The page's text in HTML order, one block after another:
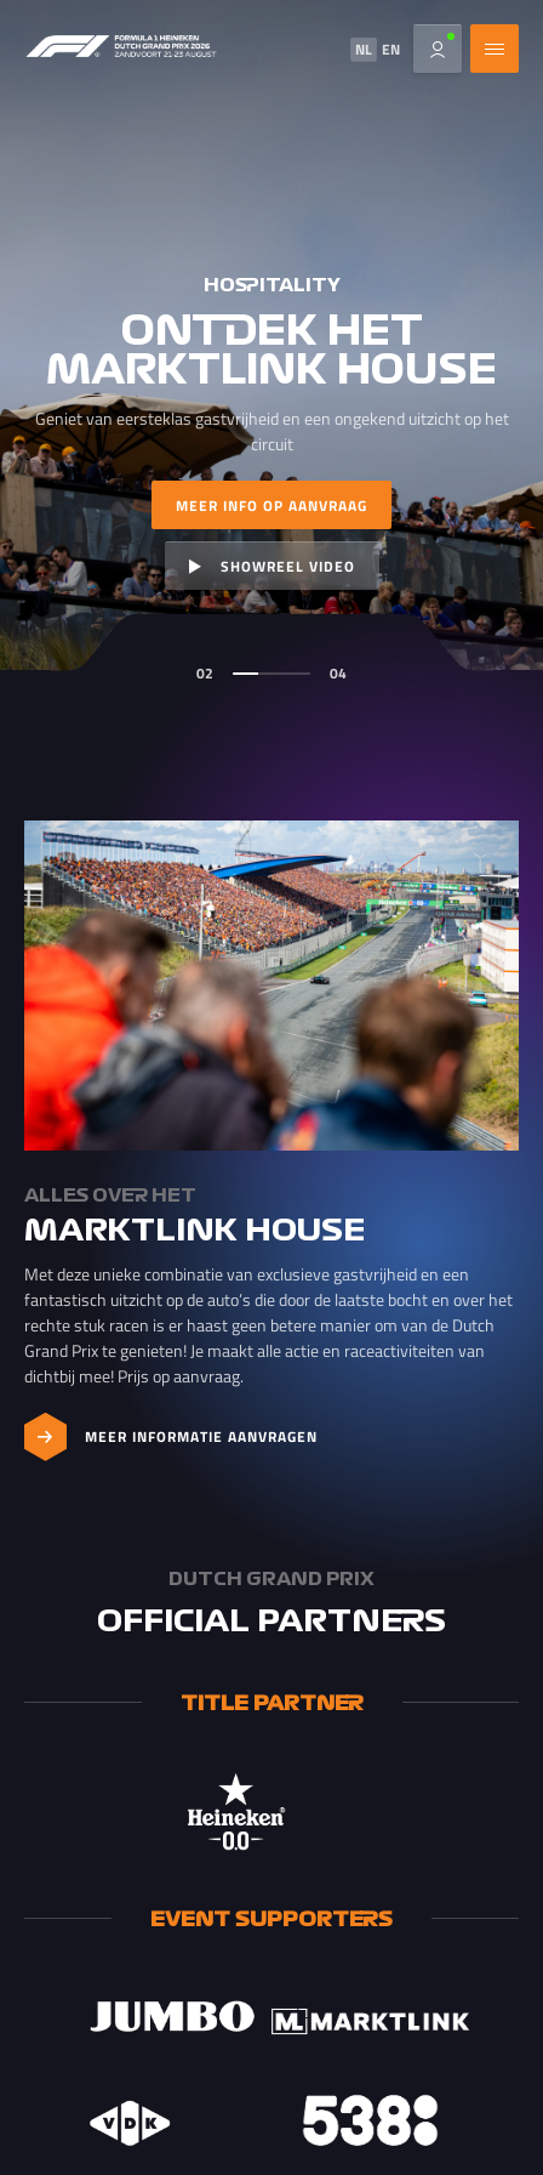
NL EN
HOSPITALITY
ONTDEK HET
MARKTLINK HOUSE
Geniet van eersteklas gastvrijheid en een ongekend uitzicht op het
circuit
MEER INFO OP AANVRAAG
SHOWREEL VIDEO
02 04
ALLES OVER HET
MARKTLINK HOUSE
Met deze unieke combinatie van exclusieve gastvrijheid en een
fantastisch uitzicht op de auto’s die door de laatste bocht en over het
rechte stuk racen is er haast geen betere manier om van de Dutch
Grand Prix te genieten! Je maakt alle actie en raceactiviteiten van
dichtbij mee! Prijs op aanvraag.
MEER INFORMATIE AANVRAGEN
DUTCH GRAND PRIX
OFFICIAL PARTNERS
TITLE PARTNER
EVENT SUPPORTERS